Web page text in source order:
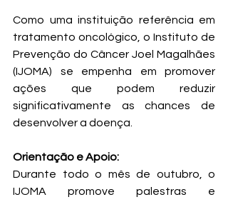
Como uma instituição referência em
tratamento oncológico, o Instituto de
Prevenção do Câncer Joel Magalhães
(IJOMA) se empenha em promover
ações que podem reduzir
significativamente as chances de
desenvolver a doença.
Orientação e Apoio:
Durante todo o mês de outubro, o
IJOMA promove palestras e